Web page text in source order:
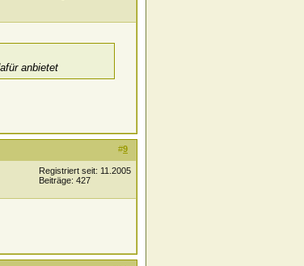
anbietet
#9
Registriert seit: 11.2005
Beiträge: 427